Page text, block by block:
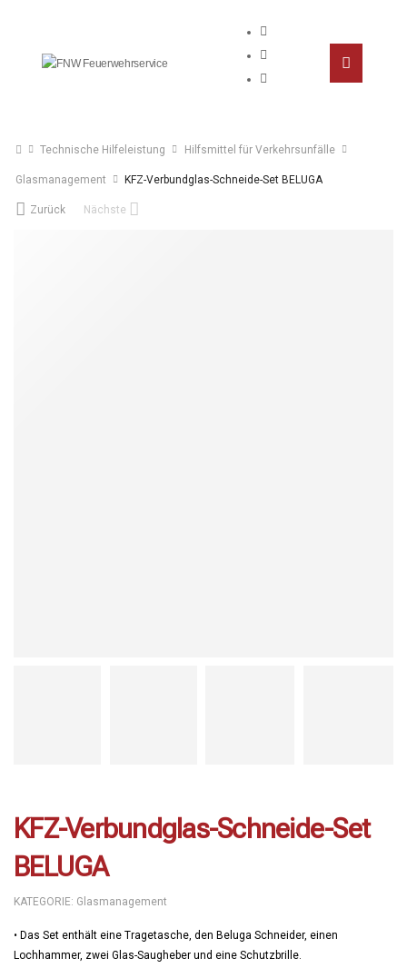
Technische Hilfeleistung Hilfsmittel für Verkehrsunfälle
Glasmanagement KFZ-Verbundglas-Schneide-Set BELUGA
Zurück Nächste
KFZ-Verbundglas-Schneide-Set
BELUGA
KATEGORIE: Glasmanagement
• Das Set enthält eine Tragetasche, den Beluga Schneider, einen
Lochhammer, zwei Glas-Saugheber und eine Schutzbrille.